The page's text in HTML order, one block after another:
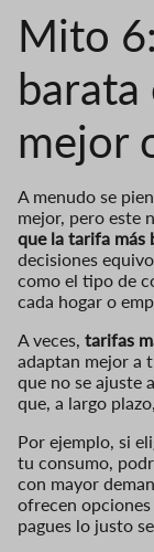
Mito
barata
mejor
A menudo se
mejor, pero este
que la tarifa más
decisiones
como el tipo de
cada hogar o
A veces, tarifas
adaptan mejor a
que no se ajuste
que, a largo
Por ejemplo, si
tu consumo,
con mayor
ofrecen opciones
pagues lo justo